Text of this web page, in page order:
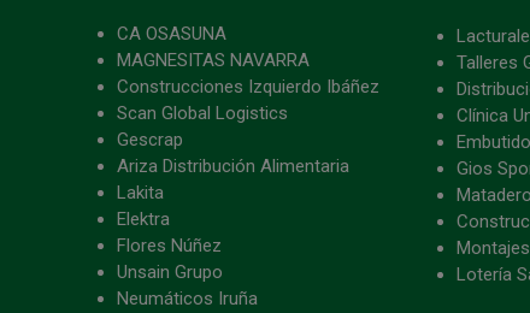
CA OSASUNA
MAGNESITAS NAVARRA
Construcciones Izquierdo Ibáñez
Scan Global Logistics
Gescrap
Ariza Distribución Alimentaria
Lakita
Elektra
Flores Núñez
Unsain Grupo
Neumáticos Iruña
Lacturale
Talleres
Clínica
Gios
Lotería